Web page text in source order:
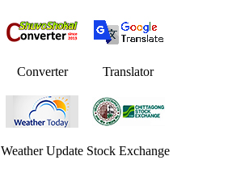
Converter Translator
Weather Update Stock Exchange